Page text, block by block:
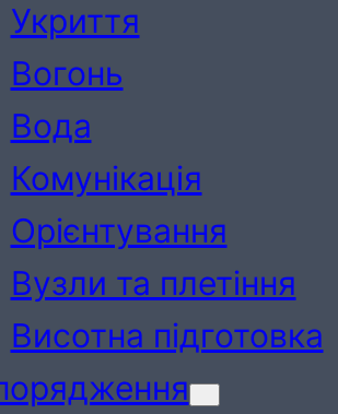
Укриття
Вогонь
Вода
Комунікація
Орієнтування
Вузли та плетіння
Висотна підготовка